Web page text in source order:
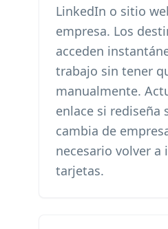
LinkedIn o sitio
empresa. Los
acceden
trabajo sin tener
manualmente.
enlace si rediseña
cambia de
necesario volver
tarjetas.